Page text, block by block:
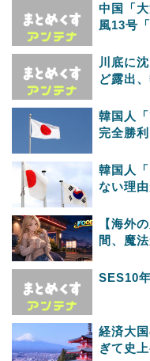
中国「
風13号
川底に
ど露出
韓国人
完全勝
韓国人
ない理
【海外
間、魔
SES10
経済大
ぎて史